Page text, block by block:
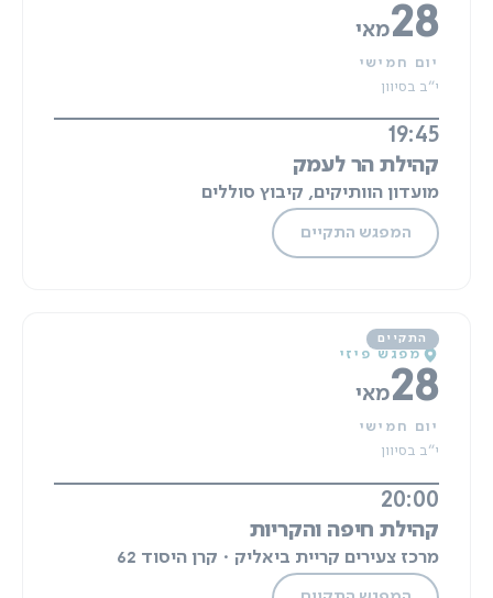
28מאי
יום חמישי
י"ב בסיוון
19:45
קהילת הר לעמק
מועדון הוותיקים, קיבוץ סוללים
המפגש התקיים
מפגש פיזי
28מאי
יום חמישי
י"ב בסיוון
20:00
קהילת חיפה והקריות
מרכז צעירים קריית ביאליק · קרן היסוד 62